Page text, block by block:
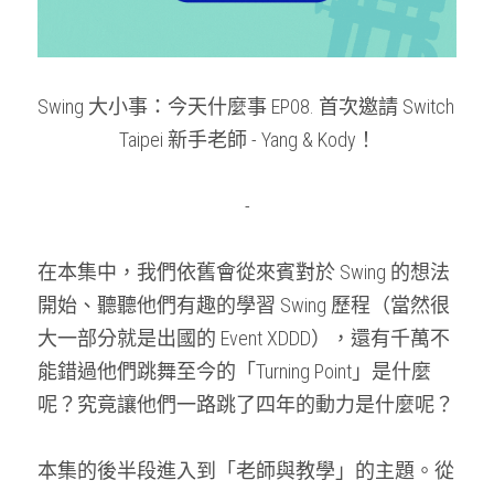
Swing 大小事：今天什麼事 EP08. 首次邀請 Switch
Taipei 新手老師 - Yang & Kody！
-
在本集中，我們依舊會從來賓對於 Swing 的想法
開始、聽聽他們有趣的學習 Swing 歷程（當然很
大一部分就是出國的 Event XDDD），還有千萬不
能錯過他們跳舞至今的「Turning Point」是什麼
呢？究竟讓他們一路跳了四年的動力是什麼呢？
本集的後半段進入到「老師與教學」的主題。從